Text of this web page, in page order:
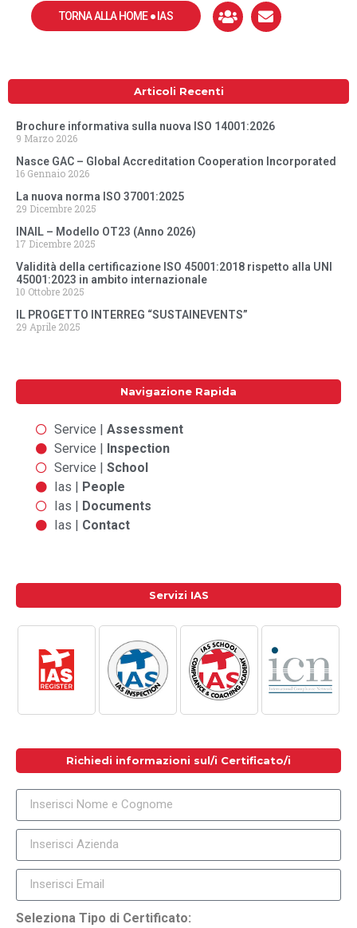
TORNA ALLA HOME ● IAS
Articoli Recenti
Brochure informativa sulla nuova ISO 14001:2026
9 Marzo 2026
Nasce GAC – Global Accreditation Cooperation Incorporated
16 Gennaio 2026
La nuova norma ISO 37001:2025
29 Dicembre 2025
INAIL – Modello OT23 (Anno 2026)
17 Dicembre 2025
Validità della certificazione ISO 45001:2018 rispetto alla UNI
45001:2023 in ambito internazionale
10 Ottobre 2025
IL PROGETTO INTERREG “SUSTAINEVENTS”
29 Aprile 2025
Navigazione Rapida
Service | Assessment
Service | Inspection
Service | School
Ias | People
Ias | Documents
Ias | Contact
Servizi IAS
Richiedi informazioni sul/i Certificato/i
Seleziona Tipo di Certificato: